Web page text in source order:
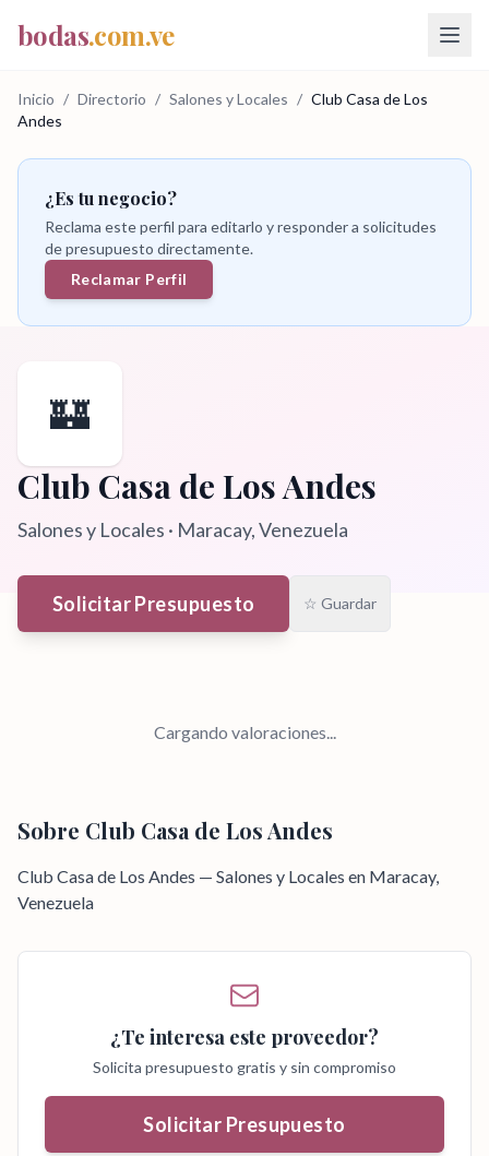
bodas.com.ve
Inicio / Directorio / Salones y Locales / Club Casa de Los
Andes
¿Es tu negocio?
Reclama este perfil para editarlo y responder a solicitudes
de presupuesto directamente.
Reclamar Perfil
🏰
Club Casa de Los Andes
Salones y Locales · Maracay, Venezuela
Solicitar Presupuesto ☆ Guardar
Cargando valoraciones...
Sobre Club Casa de Los Andes
Club Casa de Los Andes — Salones y Locales en Maracay,
Venezuela
¿Te interesa este proveedor?
Solicita presupuesto gratis y sin compromiso
Solicitar Presupuesto